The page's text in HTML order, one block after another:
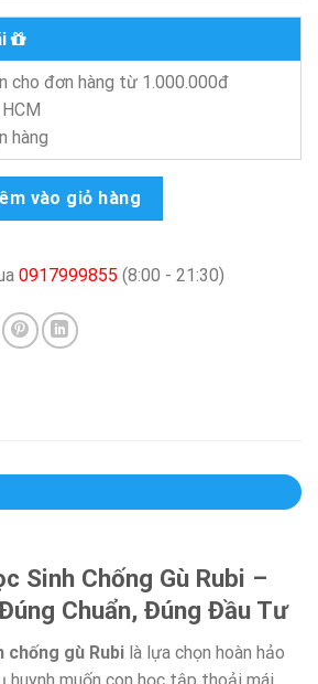
cho đơn hàng từ 1.000.000đ
hàng
gù Rubi (size 80 x 60 ) số lượng
vào giỏ hàng
0917999855 (8:00 - 21:30)
Sinh Chống Gù Rubi –
Chuẩn, Đúng Đầu Tư
chống gù Rubi là lựa chọn hoàn hảo